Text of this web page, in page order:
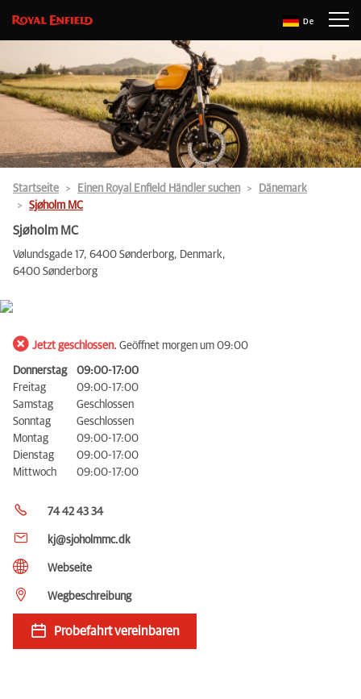
De
Startseite Einen Royal Enfield Händler suchen
Dänemark
Sjøholm MC
Sjøholm MC
Vølundsgade 17, 6400 Sønderborg, Denmark,
6400 Sønderborg
Jetzt geschlossen. Geöffnet morgen um 09:00
Donnerstag
09:00-17:00
Freitag
09:00-17:00
Samstag
Geschlossen
Sonntag
Geschlossen
Montag
09:00-17:00
Dienstag
09:00-17:00
Mittwoch
09:00-17:00
74 42 43 34
kj@sjoholmmc.dk
Webseite
Wegbeschreibung
Probefahrt vereinbaren